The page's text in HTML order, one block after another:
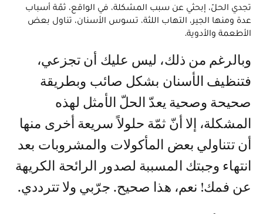
تجدي الحلّ، إبحثي عن سبب المشكلة، في الواقع، ثمّة أسباب
عدة ومنها الجير، التهاب اللثة، تسوس الأسنان، تناول بعض
الأطعمة والأدوية.
وبالرغم من ذلك، ليس عليك أن تجزعي،
فتنظيف الأسنان بشكل صائب وبطريقة
صحيحة وصحية يعدّ الحلّ الأمثل لهذه
المشكلة، إلا أنّ ثمّة حلولاً سريعة أخرى منها
أن تتناولي بعض المأكولات والمشروبات بعد
انتهاء وجبتك المسببة لصدور الرائحة الكريهة
عن فمك! نعم، هذا صحيح. جرّبي ولا تترددي.